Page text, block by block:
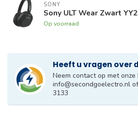
SONY
Sony ULT Wear Zwart
Op voorraad
Heeft u vragen over
Neem contact op met
info@secondgoelectro.nl
3133